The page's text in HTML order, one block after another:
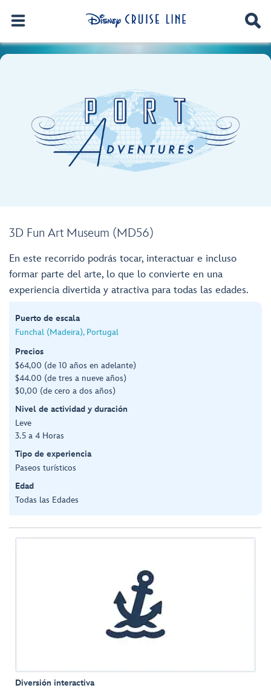
3D Fun Art Museum (MD56)
En este recorrido podrás tocar, interactuar e incluso
formar parte del arte, lo que lo convierte en una
experiencia divertida y atractiva para todas las edades.
Puerto de escala
Funchal (Madeira), Portugal
Precios
$64,00 (de 10 años en adelante)
$44.00 (de tres a nueve años)
$0,00 (de cero a dos años)
Nivel de actividad y duración
Leve
3.5 a 4 Horas
Tipo de experiencia
Paseos turísticos
Edad
Todas las Edades
Diversión interactiva